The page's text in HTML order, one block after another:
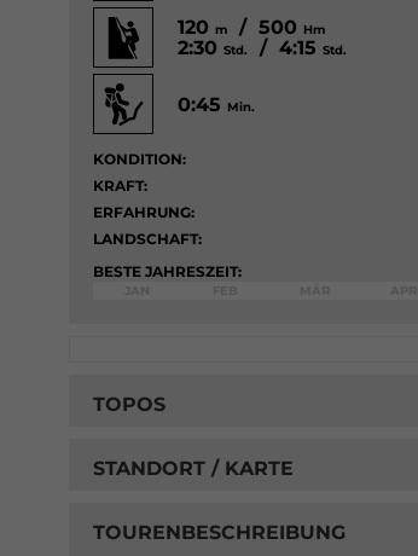
120m / 500 Hm
2:30Std. / 4:15Std.
0:45 Min.
KONDITION:
KRAFT:
ERFAHRUNG:
LANDSCHAFT:
BESTE JAHRESZEIT:
TOPOS
STANDORT / KARTE
TOURENBESCHREIBUNG